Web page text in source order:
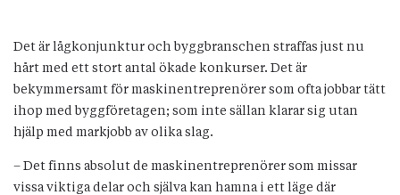
Det är lågkonjunktur och byggbranschen straffas just nu
hårt med ett stort antal ökade konkurser. Det är
bekymmersamt för maskinentreprenörer som ofta jobbar tätt
ihop med byggföretagen; som inte sällan klarar sig utan
hjälp med markjobb av olika slag.
– Det finns absolut de maskinentreprenörer som missar
vissa viktiga delar och själva kan hamna i ett läge där